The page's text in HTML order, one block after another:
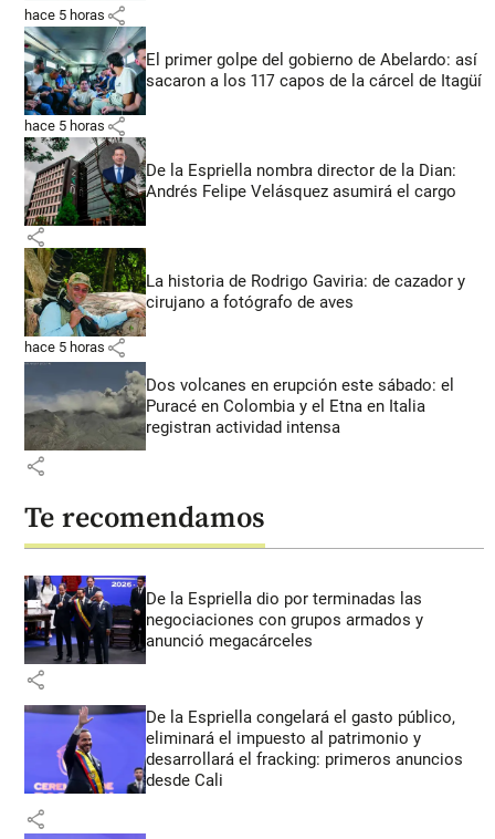
hace 5 horas share
El primer golpe del gobierno de Abelardo: así
sacaron a los 117 capos de la cárcel de Itagüí
hace 5 horas share
De la Espriella nombra director de la Dian:
Andrés Felipe Velásquez asumirá el cargo
share
La historia de Rodrigo Gaviria: de cazador y
cirujano a fotógrafo de aves
hace 5 horas share
Dos volcanes en erupción este sábado: el
Puracé en Colombia y el Etna en Italia
registran actividad intensa
share
Te recomendamos
De la Espriella dio por terminadas las
negociaciones con grupos armados y
anunció megacárceles
share
De la Espriella congelará el gasto público,
eliminará el impuesto al patrimonio y
desarrollará el fracking: primeros anuncios
desde Cali
share